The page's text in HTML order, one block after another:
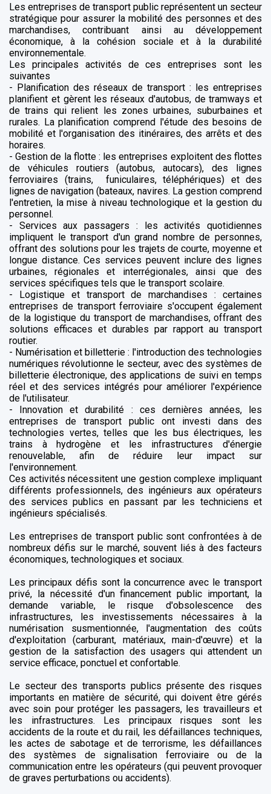
Les entreprises de transport public représentent un secteur
stratégique pour assurer la mobilité des personnes et des
marchandises, contribuant ainsi au développement
économique, à la cohésion sociale et à la durabilité
environnementale.
Les principales activités de ces entreprises sont les
suivantes
- Planification des réseaux de transport : les entreprises
planifient et gèrent les réseaux d'autobus, de tramways et
de trains qui relient les zones urbaines, suburbaines et
rurales. La planification comprend l'étude des besoins de
mobilité et l'organisation des itinéraires, des arrêts et des
horaires.
- Gestion de la flotte : les entreprises exploitent des flottes
de véhicules routiers (autobus, autocars), des lignes
ferroviaires (trains, funiculaires, téléphériques) et des
lignes de navigation (bateaux, navires. La gestion comprend
l'entretien, la mise à niveau technologique et la gestion du
personnel.
- Services aux passagers : les activités quotidiennes
impliquent le transport d'un grand nombre de personnes,
offrant des solutions pour les trajets de courte, moyenne et
longue distance. Ces services peuvent inclure des lignes
urbaines, régionales et interrégionales, ainsi que des
services spécifiques tels que le transport scolaire.
- Logistique et transport de marchandises : certaines
entreprises de transport ferroviaire s'occupent également
de la logistique du transport de marchandises, offrant des
solutions efficaces et durables par rapport au transport
routier.
- Numérisation et billetterie : l'introduction des technologies
numériques révolutionne le secteur, avec des systèmes de
billetterie électronique, des applications de suivi en temps
réel et des services intégrés pour améliorer l'expérience
de l'utilisateur.
- Innovation et durabilité : ces dernières années, les
entreprises de transport public ont investi dans des
technologies vertes, telles que les bus électriques, les
trains à hydrogène et les infrastructures d'énergie
renouvelable, afin de réduire leur impact sur
l'environnement.
Ces activités nécessitent une gestion complexe impliquant
différents professionnels, des ingénieurs aux opérateurs
des services publics en passant par les techniciens et
ingénieurs spécialisés.
Les entreprises de transport public sont confrontées à de
nombreux défis sur le marché, souvent liés à des facteurs
économiques, technologiques et sociaux.
Les principaux défis sont la concurrence avec le transport
privé, la nécessité d'un financement public important, la
demande variable, le risque d'obsolescence des
infrastructures, les investissements nécessaires à la
numérisation susmentionnée, l'augmentation des coûts
d'exploitation (carburant, matériaux, main-d'œuvre) et la
gestion de la satisfaction des usagers qui attendent un
service efficace, ponctuel et confortable.
Le secteur des transports publics présente des risques
importants en matière de sécurité, qui doivent être gérés
avec soin pour protéger les passagers, les travailleurs et
les infrastructures. Les principaux risques sont les
accidents de la route et du rail, les défaillances techniques,
les actes de sabotage et de terrorisme, les défaillances
des systèmes de signalisation ferroviaire ou de la
communication entre les opérateurs (qui peuvent provoquer
de graves perturbations ou accidents).